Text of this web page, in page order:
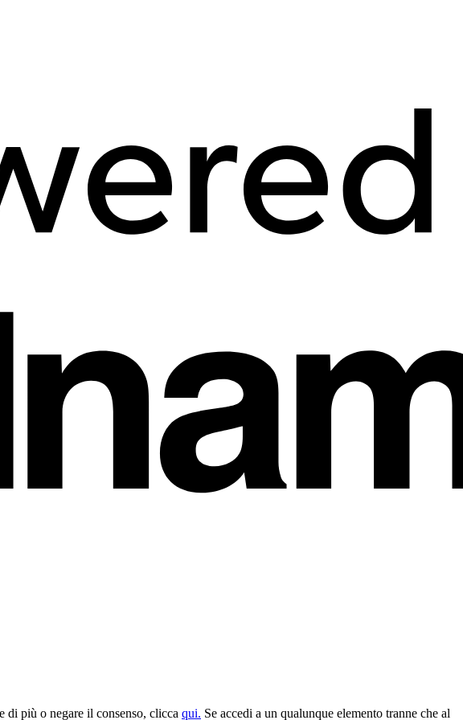
di più o negare il consenso, clicca qui. Se accedi a un qualunque elemento tranne che al